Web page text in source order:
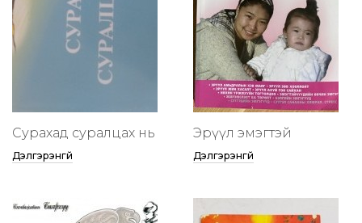
Сурахад суралцах нь
Дэлгэрэнгүй
Эрүүл эмэгтэй
Дэлгэрэнгүй